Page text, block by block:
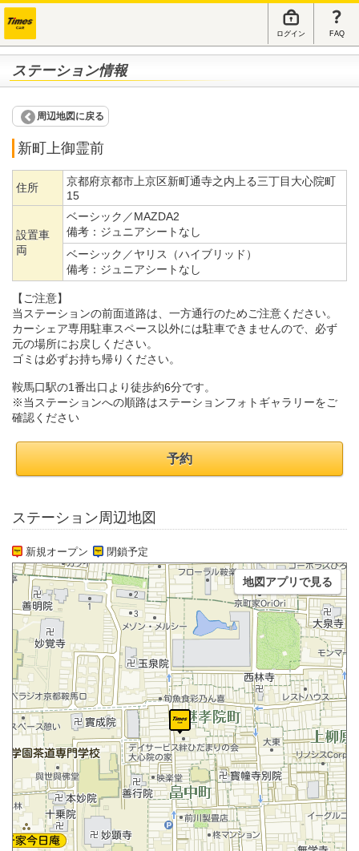
ログイン FAQ
ステーション情報
周辺地図に戻る
新町上御霊前
住所
京都府京都市上京区新町通寺之内上る三丁目大心院町
15
設置車
両
ベーシック／MAZDA2
備考： ジュニアシートなし
ベーシック／ヤリス（ハイブリッド）
備考： ジュニアシートなし
【ご注意】
当ステーションの前面道路は、一方通行のためご注意ください。
カーシェア専用駐車スペース以外には駐車できませんので、必ず
元の場所にお戻しください。
ゴミは必ずお持ち帰りください。
鞍馬口駅の1番出口より徒歩約6分です。
※当ステーションへの順路はステーションフォトギャラリーをご
確認ください
予約
ステーション周辺地図
新規オープン 閉鎖予定
地図アプリで見る